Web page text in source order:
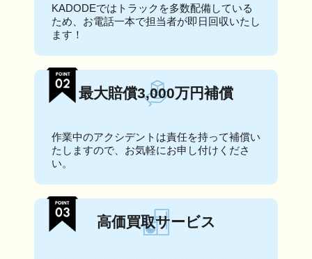
KADODEではトラックを多数配備している
ため、お電話一本で担当者が即日回収いたし
ます！
最大賠償3,000万円補償
作業中のアクシデントは責任を持って補償い
たしますので、お気軽にお申し付けくださ
い。
高価買取サービス